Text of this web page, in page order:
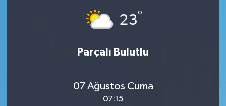
23°
Parçalı Bulutlu
07 Ağustos Cuma
07:15